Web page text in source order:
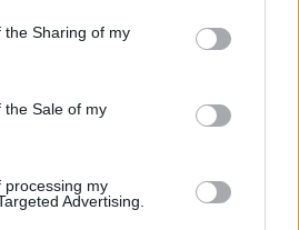
the Sharing of my
the Sale of my
processing my
Advertising.
Mabrouk : la vérité sur leur